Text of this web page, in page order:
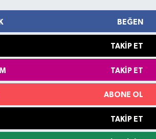
BEĞEN
TAKIP ET
TAKIP ET
ABONE OL
TAKIP ET